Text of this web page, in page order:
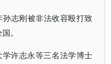
志刚被非法收容殴打致
。
许志永等三名法学博士